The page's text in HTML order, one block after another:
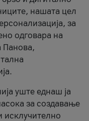
нашата цел
за
одговара на
Панова,
уште еднаш ја
за создавање
исклучително